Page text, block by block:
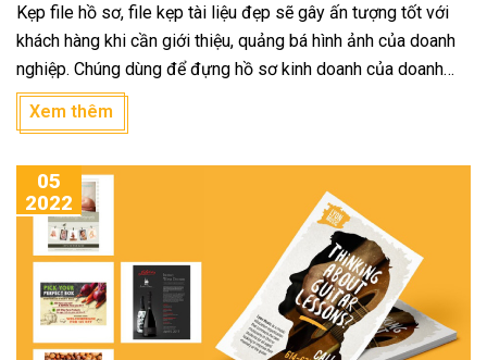
Kẹp file hồ sơ, file kẹp tài liệu đẹp sẽ gây ấn tượng tốt với
khách hàng khi cần giới thiệu, quảng bá hình ảnh của doanh
nghiệp. Chúng dùng để đựng hồ sơ kinh doanh của doanh
nghiệp, cung cấp thông tin, tạo ấn tượng, nâng tầm chuyên
nghiệp cho doanh nghiệp. Cần hết sức lưu ý khi thiết kế để
tư thời gian thiết kế, sáng tạo, độc đáo, đẹp mắt trong cách
trình bày để tạo được ấn tượng tốt với đối tác và khách
hàng.
Xem thêm
05
2022